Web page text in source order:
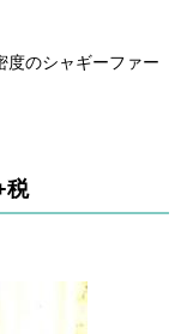
度のシャギーファー
税